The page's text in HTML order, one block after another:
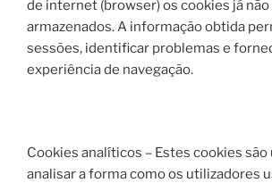
de internet (browser) os cookies já
armazenados. A informação obtida
sessões, identificar problemas e
experiência de navegação.
Cookies analíticos – Estes cookies
analisar a forma como os utilizadores